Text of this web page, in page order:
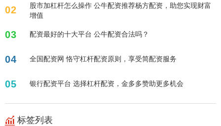
02
股市加杠杆怎么操作 公牛配资推荐杨方配资，助您实现财富
增值
03 配资最好的十大平台 公牛配资合法吗？
04 全国配资网 恪守杠杆配资原则，享受简配资服务
05 银行配资平台 选择杠杆配资，金多多赞助更多机会
标签列表